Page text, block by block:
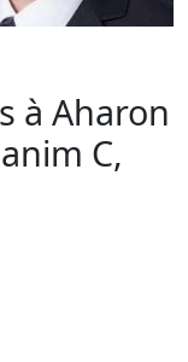
à Aharon
C,